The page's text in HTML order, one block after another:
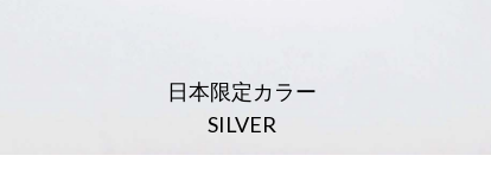
日本限定カラー
SILVER